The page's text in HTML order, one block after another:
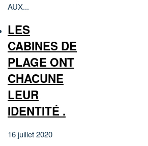
AUX...
LES
CABINES DE
PLAGE ONT
CHACUNE
LEUR
IDENTITÉ .
16 juillet 2020